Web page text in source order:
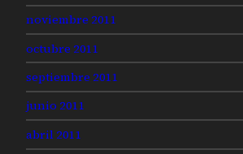
noviembre 2011
octubre 2011
septiembre 2011
junio 2011
abril 2011